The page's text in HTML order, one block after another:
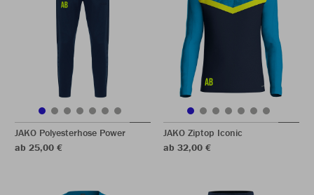
JAKO Polyesterhose Power
ab 25,00 €
JAKO Ziptop Iconic
ab 32,00 €